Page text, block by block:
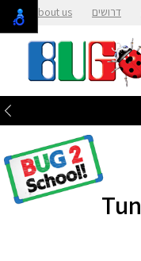
דרושים About us